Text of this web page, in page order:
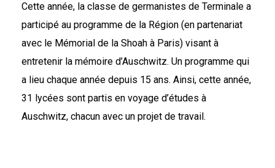
Cette année, la classe de germanistes de Terminale a
participé au programme de la Région (en partenariat
avec le Mémorial de la Shoah à Paris) visant à
entretenir la mémoire d’Auschwitz. Un programme qui
a lieu chaque année depuis 15 ans. Ainsi, cette année,
31 lycées sont partis en voyage d’études à
Auschwitz, chacun avec un projet de travail.